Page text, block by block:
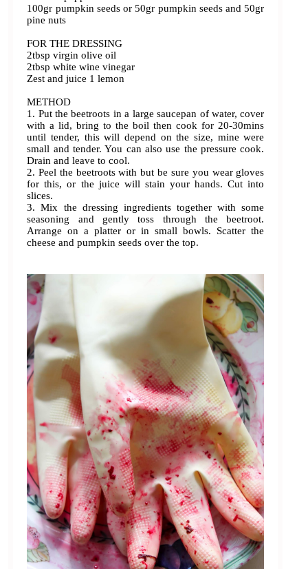
100gr pumpkin seeds or 50gr pumpkin seeds and 50gr
pine nuts
FOR THE DRESSING
2tbsp virgin olive oil
2tbsp white wine vinegar
Zest and juice 1 lemon
METHOD
1. Put the beetroots in a large saucepan of water, cover
with a lid, bring to the boil then cook for 20-30mins
until tender, this will depend on the size, mine were
small and tender. You can also use the pressure cook.
Drain and leave to cool.
2. Peel the beetroots with but be sure you wear gloves
for this, or the juice will stain your hands. Cut into
slices.
3. Mix the dressing ingredients together with some
seasoning and gently toss through the beetroot.
Arrange on a platter or in small bowls. Scatter the
cheese and pumpkin seeds over the top.